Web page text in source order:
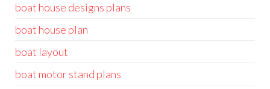
boat house designs plans
boat house plan
boat layout
boat motor stand plans